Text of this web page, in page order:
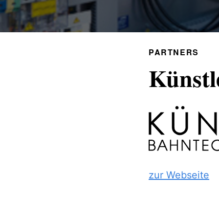
PARTNERS
zur Webseite